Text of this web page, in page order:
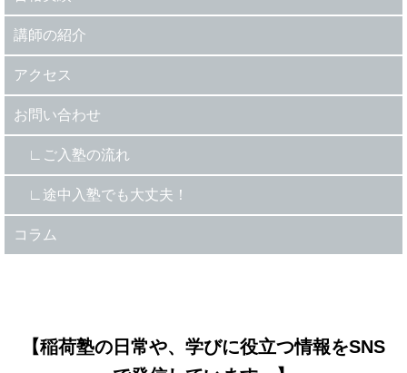
講師の紹介
アクセス
お問い合わせ
ご入塾の流れ
途中入塾でも大丈夫！
コラム
【稲荷塾の日常や、学びに役立つ情報をSNS